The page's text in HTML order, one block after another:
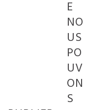
E
NO
US
PO
UV
ON
S